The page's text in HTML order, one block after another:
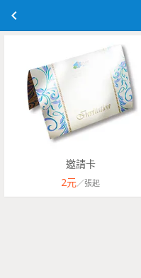
邀請卡
2元／張起